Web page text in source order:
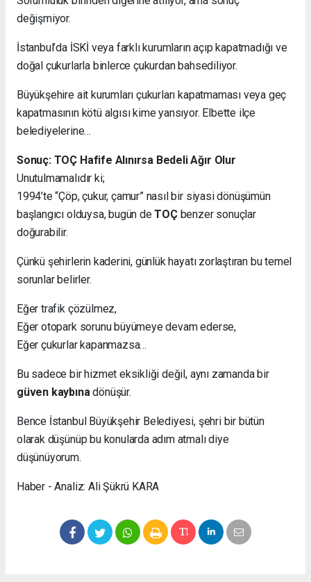
değişmiyor.
İstanbul’da İSKİ veya farklı kurumların açıp kapatmadığı ve
doğal çukurlarla binlerce çukurdan bahsediliyor.
Büyükşehire ait kurumları çukurları kapatmaması veya geç
kapatmasının kötü algısı kime yansıyor. Elbette ilçe
belediyelerine…
Sonuç: TOÇ Hafife Alınırsa Bedeli Ağır Olur
Unutulmamalıdır ki;
1994’te “Çöp, çukur, çamur” nasıl bir siyasi dönüşümün
başlangıcı olduysa, bugün deTOÇbenzer sonuçlar
doğurabilir.
Çünkü şehirlerin kaderini, günlük hayatı zorlaştıran bu temel
sorunlar belirler.
Eğer trafik çözülmez,
Eğer otopark sorunu büyümeye devam ederse,
Eğer çukurlar kapanmazsa…
Bu sadece bir hizmet eksikliği değil, aynı zamanda bir
güven kaybına dönüşür.
Bence İstanbul Büyükşehir Belediyesi, şehri bir bütün
olarak düşünüp bu konularda adım atmalı diye
düşünüyorum.
Haber - Analiz: Ali Şükrü KARA